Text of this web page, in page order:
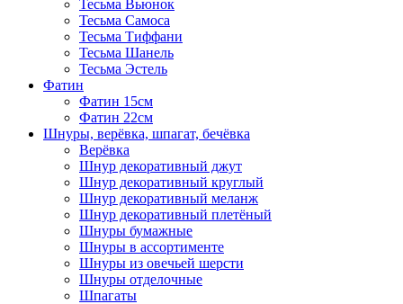
Тесьма Вьюнок
Тесьма Самоса
Тесьма Тиффани
Тесьма Шанель
Тесьма Эстель
Фатин
Фатин 15см
Фатин 22см
Шнуры, верёвка, шпагат, бечёвка
Верёвка
Шнур декоративный джут
Шнур декоративный круглый
Шнур декоративный меланж
Шнур декоративный плетёный
Шнуры бумажные
Шнуры в ассортименте
Шнуры из овечьей шерсти
Шнуры отделочные
Шпагаты